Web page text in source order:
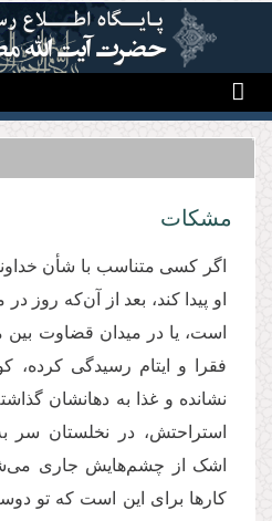
رفتن به محتوای اصلی
مشکات
اگر کسی متناسب با شأن
او پیدا کند، بعد از آن‌که روز
است، یا در میدان قضاوت
فقرا و ایتام رسیدگی کرده،
نشانده و غذا به دهانشان
استراحتش، در نخلستان
اشک از چشم‌هایش جاری
کارها برای این است که تو